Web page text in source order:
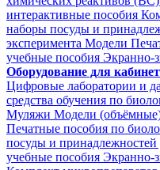
интерактивные пособия
наборы посуды и
эксперимента Модели
учебные пособия Экранно-
Оборудование для
Цифровые лаборатории и
средства обучения по
Муляжи Модели
Печатные пособия по
посуды и принадлежностей
учебные пособия Экранно-